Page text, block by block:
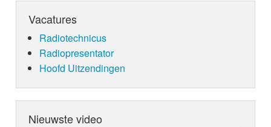
Vacatures
Radiotechnicus
Radiopresentator
Hoofd Uitzendingen
Nieuwste video